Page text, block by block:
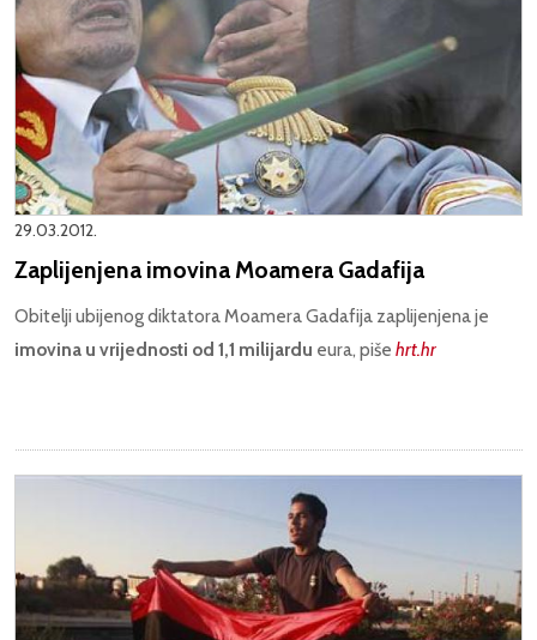
29.03.2012.
Zaplijenjena imovina Moamera Gadafija
Obitelji ubijenog diktatora Moamera Gadafija zaplijenjena je
imovina u vrijednosti od 1,1 milijardu eura, piše hrt.hr